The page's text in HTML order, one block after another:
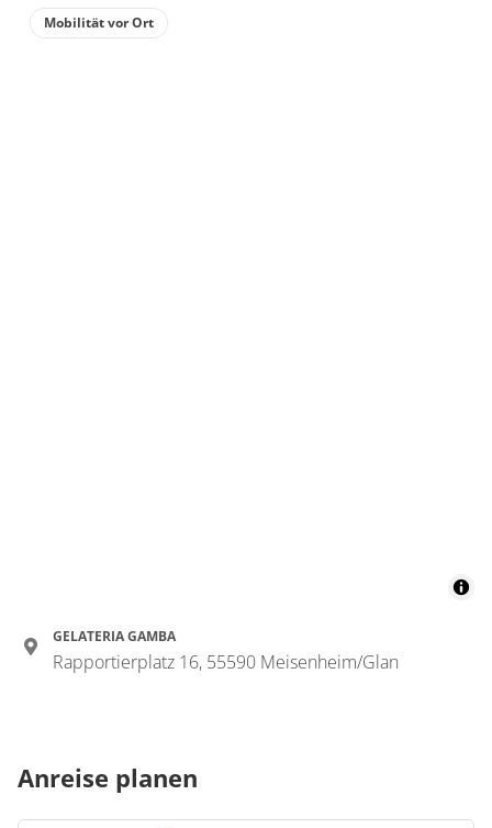
Mobilität vor Ort
GELATERIA GAMBA
Rapportierplatz 16, 55590 Meisenheim/Glan
Anreise planen